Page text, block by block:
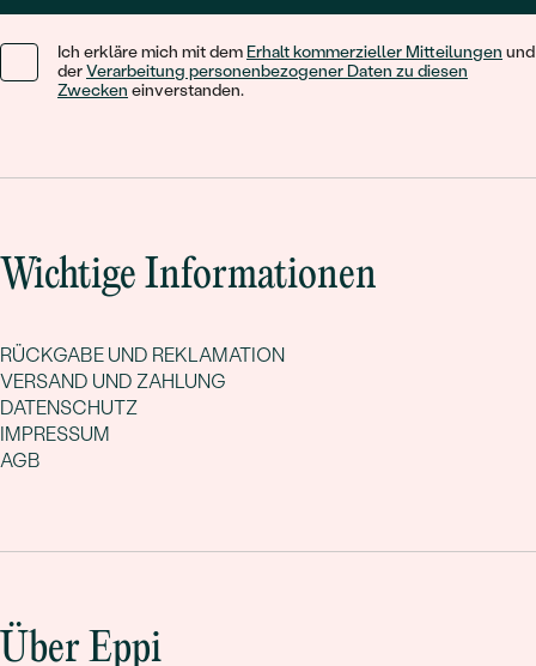
Ich erkläre mich mit dem Erhalt kommerzieller Mitteilungen und
derVerarbeitung personenbezogener Daten zu diesen
Zwecken einverstanden.
Wichtige Informationen
RÜCKGABE UND REKLAMATION
VERSAND UND ZAHLUNG
DATENSCHUTZ
IMPRESSUM
AGB
Über Eppi